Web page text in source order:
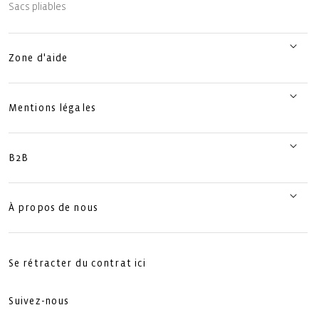
Sacs pliables
Zone d'aide
Mentions légales
B2B
À propos de nous
Se rétracter du contrat ici
Suivez-nous